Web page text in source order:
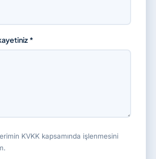
*
KVKK kapsamında işlenmesini